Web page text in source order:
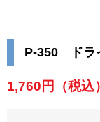
P-350 ドラ
1,760円 （税込）